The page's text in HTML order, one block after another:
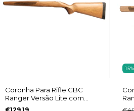
Coronha Para Rifle CBC
Ranger Versão Lite com
Zigrinado
15%